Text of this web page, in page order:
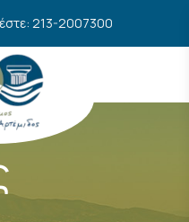
213-2007300